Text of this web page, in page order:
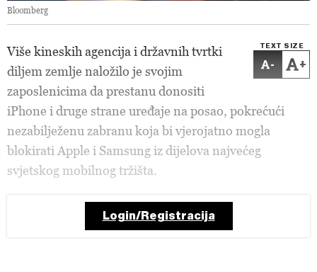
Bloomberg
TEXT SIZE
- +
Više kineskih agencija i državnih tvrtki
diljem zemlje naložilo je svojim
zaposlenicima da prestanu donositi
iPhone i druge strane uređaje na posao, pokrećući
nezabilježenu zabranu koja bi vjerojatno mogla
blokirati Apple i Samsung iz dijelova najvećeg
svjetskog mobilnog tržišta.
Login/Registracija